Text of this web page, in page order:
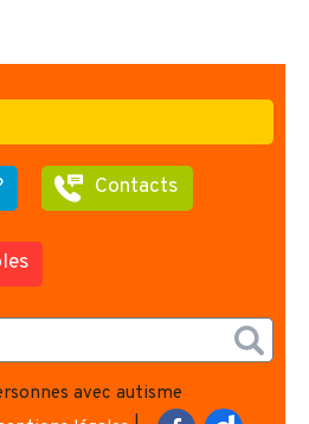
Contacts
avec autisme